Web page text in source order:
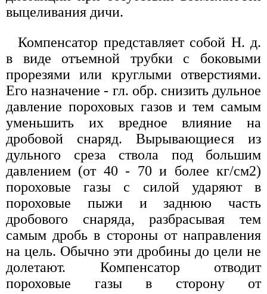
выцеливания дичи.
Компенсатор представляет собой Н. д.
в виде отъемной трубки с боковыми
прорезями или круглыми отверстиями.
Его назначение - гл. обр. снизить дульное
давление пороховых газов и тем самым
уменьшить их вредное влияние на
дробовой снаряд. Вырывающиеся из
дульного среза ствола под большим
давлением (от 40 - 70 и более кг/см2)
пороховые газы с силой ударяют в
пороховые пыжи и заднюю часть
дробового снаряда, разбрасывая тем
самым дробь в стороны от направления
на цель. Обычно эти дробины до цели не
долетают. Компенсатор отводит
пороховые газы в сторону от